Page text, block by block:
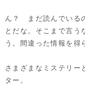
ん？ まだ読んでいる
とだな。そこまで言う
う。間違った情報を得
さまざまなミステリ
ター。